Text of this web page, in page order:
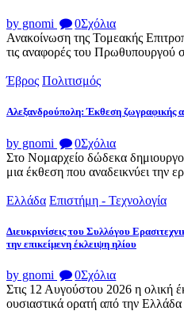
by gnomi 0Σχόλια
Ανακοίνωση της Τομεακής
τις αναφορές του Πρωθυπουργού
Έβρος Πολιτισμός
Αλεξανδρούπολη: Έκθεση ζωγραφικής
by gnomi 0Σχόλια
Στο Νομαρχείο δώδεκα
μια έκθεση που αναδεικνύει την
Ελλάδα Επιστήμη - Τεχνολογία
Διευκρινίσεις του Συλλόγου
την επικείμενη έκλειψη ηλίου
by gnomi 0Σχόλια
Στις 12 Αυγούστου 2026 η ολική
ουσιαστικά ορατή από την Ελλάδα